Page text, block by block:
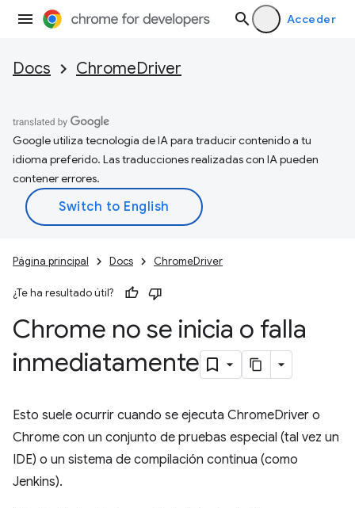
Acceder
Docs ChromeDriver
Google utiliza tecnología de IA para traducir contenido a tu
idioma preferido. Las traducciones realizadas con IA pueden
contener errores.
Página principal Docs ChromeDriver
¿Te ha resultado útil?
Chrome no se inicia o falla
inmediatamente
Esto suele ocurrir cuando se ejecuta ChromeDriver o
Chrome con un conjunto de pruebas especial (tal vez un
IDE) o un sistema de compilación continua (como
Jenkins).